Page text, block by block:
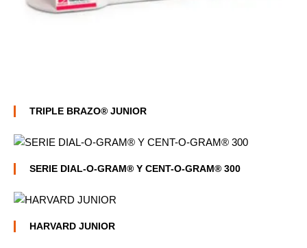
TRIPLE BRAZO® JUNIOR
SERIE DIAL-O-GRAM® Y CENT-O-GRAM® 300
HARVARD JUNIOR